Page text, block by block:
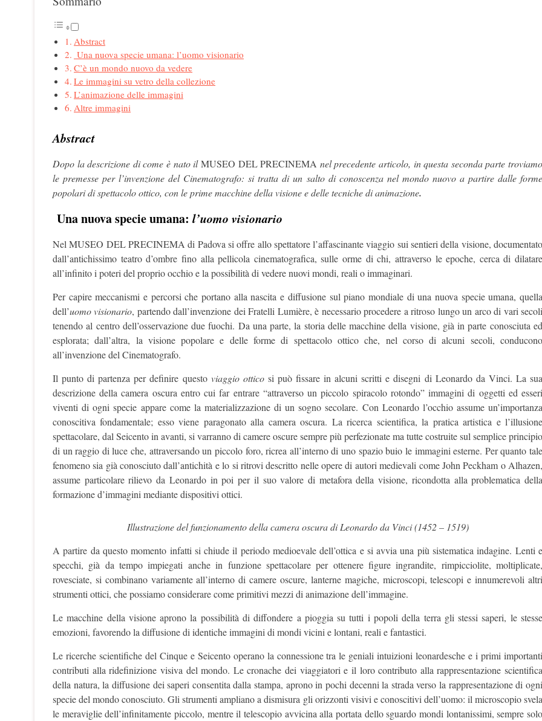
Abstract
Una nuova specie umana: l’uomo visionario
C’è un mondo nuovo da vedere
Le immagini su vetro della collezione
L’animazione delle immagini
Altre immagini
Abstract
Dopo la descrizione di come è nato ilMUSEO DEL PRECINEMA nel precedente articolo, in questa seconda parte troviamo
le premesse per l’invenzione del Cinematografo: si tratta di un salto di conoscenza nel mondo nuovo a partire dalle forme
popolari di spettacolo ottico, con le prime macchine della visione e delle tecniche di animazione.
Una nuova specie umana: l’uomo visionario
Nel MUSEO DEL PRECINEMA di Padova si offre allo spettatore l’affascinante viaggio sui sentieri della visione, documentato
dall’antichissimo teatro d’ombre fino alla pellicola cinematografica, sulle orme di chi, attraverso le epoche, cerca di dilatare
all’infinito i poteri del proprio occhio e la possibilità di vedere nuovi mondi, reali o immaginari.
Per capire meccanismi e percorsi che portano alla nascita e diffusione sul piano mondiale di una nuova specie umana, quella
dell’uomo visionario, partendo dall’invenzione dei Fratelli Lumière, è necessario procedere a ritroso lungo un arco di vari secoli
tenendo al centro dell’osservazione due fuochi. Da una parte, la storia delle macchine della visione, già in parte conosciuta ed
esplorata; dall’altra, la visione popolare e delle forme di spettacolo ottico che, nel corso di alcuni secoli, conducono
all’invenzione del Cinematografo.
Il punto di partenza per definire questo viaggio otticosi può fissare in alcuni scritti e disegni di Leonardo da Vinci. La sua
descrizione della camera oscura entro cui far entrare “attraverso un piccolo spiracolo rotondo” immagini di oggetti ed esseri
viventi di ogni specie appare come la materializzazione di un sogno secolare. Con Leonardo l’occhio assume un’importanza
conoscitiva fondamentale; esso viene paragonato alla camera oscura. La ricerca scientifica, la pratica artistica e l’illusione
spettacolare, dal Seicento in avanti, si varranno di camere oscure sempre più perfezionate ma tutte costruite sul semplice principio
di un raggio di luce che, attraversando un piccolo foro, ricrea all’interno di uno spazio buio le immagini esterne. Per quanto tale
fenomeno sia già conosciuto dall’antichità e lo si ritrovi descritto nelle opere di autori medievali come John Peckham o Alhazen,
assume particolare rilievo da Leonardo in poi per il suo valore di metafora della visione, ricondotta alla problematica della
formazione d’immagini mediante dispositivi ottici.
Illustrazione del funzionamento della camera oscura di Leonardo da Vinci (1452 – 1519)
A partire da questo momento infatti si chiude il periodo medioevale dell’ottica e si avvia una più sistematica indagine. Lenti e
specchi, già da tempo impiegati anche in funzione spettacolare per ottenere figure ingrandite, rimpicciolite, moltiplicate,
rovesciate, si combinano variamente all’interno di camere oscure, lanterne magiche, microscopi, telescopi e innumerevoli altri
strumenti ottici, che possiamo considerare come primitivi mezzi di animazione dell’immagine.
Le macchine della visione aprono la possibilità di diffondere a pioggia su tutti i popoli della terra gli stessi saperi, le stesse
emozioni, favorendo la diffusione di identiche immagini di mondi vicini e lontani, reali e fantastici.
Le ricerche scientifiche del Cinque e Seicento operano la connessione tra le geniali intuizioni leonardesche e i primi importanti
contributi alla ridefinizione visiva del mondo. Le cronache dei viaggiatori e il loro contributo alla rappresentazione scientifica
della natura, la diffusione dei saperi consentita dalla stampa, aprono in pochi decenni la strada verso la rappresentazione di ogni
specie del mondo conosciuto. Gli strumenti ampliano a dismisura gli orizzonti visivi e conoscitivi dell’uomo: il microscopio svela
le meraviglie dell’infinitamente piccolo, mentre il telescopio avvicina alla portata dello sguardo mondi lontanissimi, sempre solo